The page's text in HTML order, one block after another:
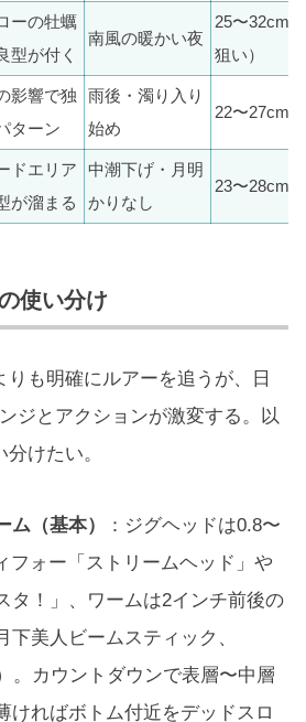
ーの牡蠣
型が付く
南風の暖かい夜
25〜32cm
狙い）
影響で独
ターン
雨後・濁り入り
始め
22〜27cm
ドエリア
が溜まる
中潮下げ・月明
かりなし
23〜28cm
使い分け
も明確にルアーを追うが、日
ジとアクションが激変する。以
けたい。
ム（基本）
：ジグヘッドは0.8〜
フォー「ストリームヘッド」や
タ！」、ワームは2インチ前後の
下美人ビームスティック、
。カウントダウンで表層〜中層
ければボトム付近をデッドスロ